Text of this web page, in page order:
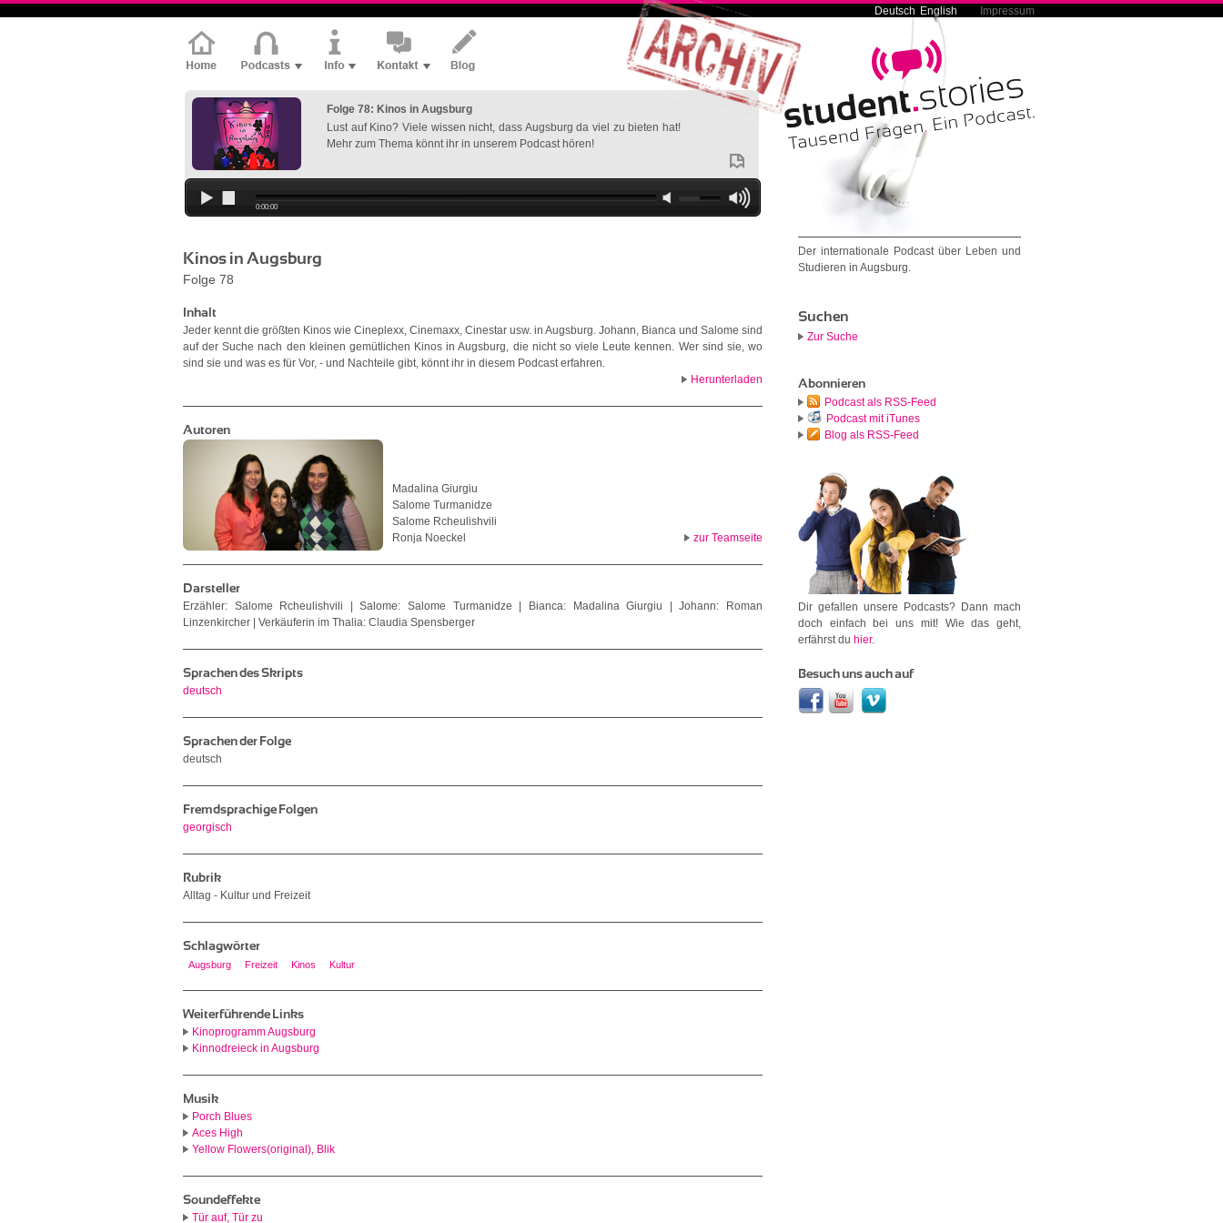
Impressum
English
Deutsch
Folge 78: Kinos in Augsburg
Lust auf Kino? Viele wissen nicht, dass Augsburg da viel zu bieten hat!
Mehr zum Thema könnt ihr in unserem Podcast hören!
0:00:00
Kinos in Augsburg
Folge 78
Inhalt
Jeder kennt die größten Kinos wie Cineplexx, Cinemaxx, Cinestar usw. in Augsburg. Johann, Bianca und Salome sind
auf der Suche nach den kleinen gemütlichen Kinos in Augsburg, die nicht so viele Leute kennen. Wer sind sie, wo
sind sie und was es für Vor, - und Nachteile gibt, könnt ihr in diesem Podcast erfahren.
Herunterladen
Autoren
Madalina Giurgiu
Salome Turmanidze
Salome Rcheulishvili
Ronja Noeckel
zur Teamseite
Darsteller
Erzähler: Salome Rcheulishvili | Salome: Salome Turmanidze | Bianca: Madalina Giurgiu | Johann: Roman
Linzenkircher | Verkäuferin im Thalia: Claudia Spensberger
Sprachen des Skripts
deutsch
Sprachen der Folge
deutsch
Fremdsprachige Folgen
georgisch
Rubrik
Alltag - Kultur und Freizeit
Schlagwörter
Augsburg Freizeit Kinos Kultur
Weiterführende Links
Kinoprogramm Augsburg
Kinnodreieck in Augsburg
Musik
Porch Blues
Aces High
Yellow Flowers(original), Blik
Soundeffekte
Tür auf, Tür zu
Der internationale Podcast über Leben und
Studieren in Augsburg.
Suchen
Zur Suche
Abonnieren
Podcast als RSS-Feed
Podcast mit iTunes
Blog als RSS-Feed
Dir gefallen unsere Podcasts? Dann mach
doch einfach bei uns mit! Wie das geht,
erfährst du hier.
Besuch uns auch auf